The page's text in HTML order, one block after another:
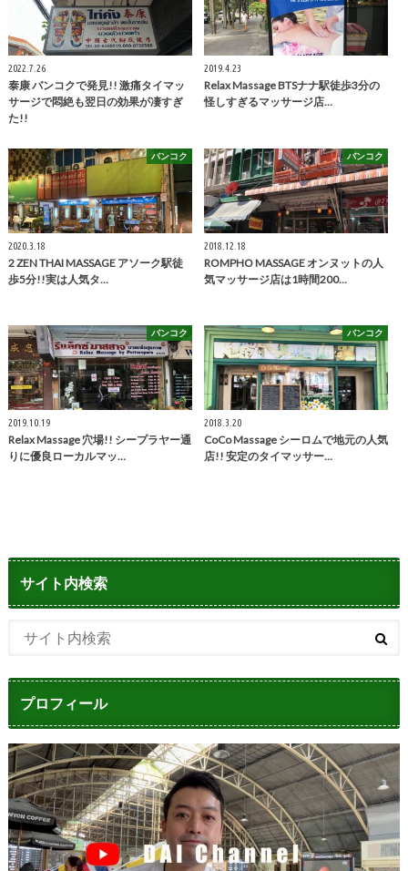
2022.7.26
泰康 バンコクで発見!! 激痛タイマッ
サージで悶絶も翌日の効果が凄すぎ
た!!
2019.4.23
Relax Massage BTSナナ駅徒歩3分の
怪しすぎるマッサージ店…
バンコク
2020.3.18
2 ZEN THAI MASSAGE アソーク駅徒
歩5分!!実は人気タ…
バンコク
2018.12.18
ROMPHO MASSAGE オンヌットの人
気マッサージ店は1時間200…
バンコク
2019.10.19
Relax Massage 穴場!! シープラヤー通
りに優良ローカルマッ…
バンコク
2018.3.20
CoCo Massage シーロムで地元の人気
店!! 安定のタイマッサー…
サイト内検索
プロフィール